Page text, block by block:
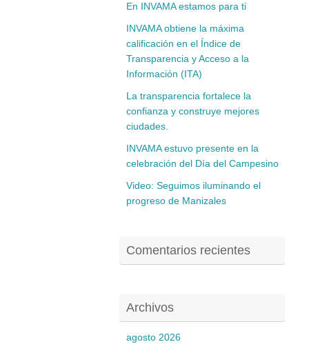
En INVAMA estamos para ti
INVAMA obtiene la máxima
calificación en el Índice de
Transparencia y Acceso a la
Información (ITA)
La transparencia fortalece la
confianza y construye mejores
ciudades.
INVAMA estuvo presente en la
celebración del Día del Campesino
Video: Seguimos iluminando el
progreso de Manizales
Comentarios recientes
Archivos
agosto 2026